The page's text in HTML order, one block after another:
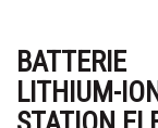
BATTERIE
LITHIUM-ION